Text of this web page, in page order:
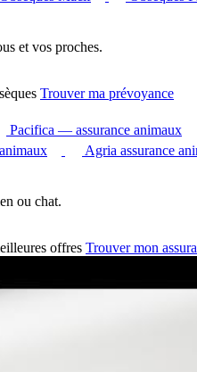
et vos proches.
Trouver ma prévoyance
Pacifica — assurance animaux
Agria assurance
ou chat.
offres Trouver mon